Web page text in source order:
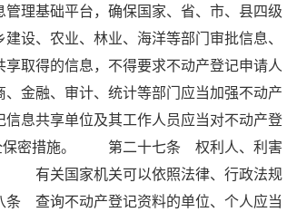
理基础平台，确保国家、省、市、县四级
、农业、林业、海洋等部门审批信息、
取得的信息，不得要求不动产登记申请人
融、审计、统计等部门应当加强不动产
共享单位及其工作人员应当对不动产登
全保密措施。 第二十七条 权利人、利害
有关国家机关可以依照法律、行政法规
查询不动产登记资料的单位、个人应当